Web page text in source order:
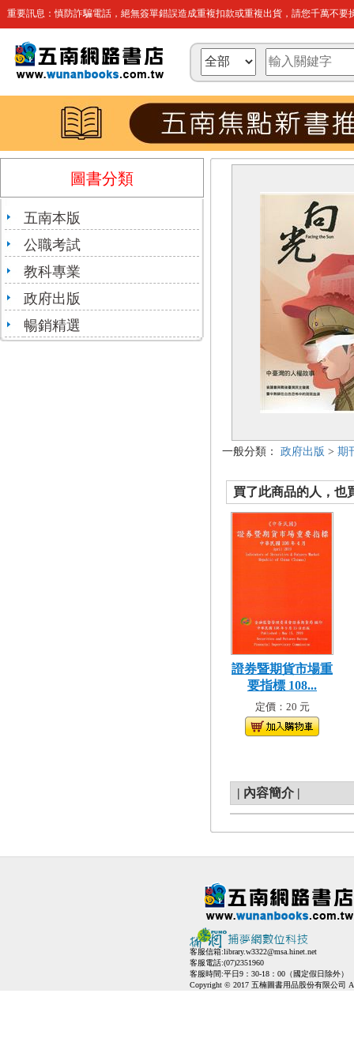
重要訊息：慎防詐騙電話，絕無簽單錯誤造成重複扣款或重複出貨，請您千萬不要
圖書分類
五南本版
公職考試
教科專業
政府出版
暢銷精選
一般分類： 政府出版 > 期
買了此商品的人，也
證券暨期貨市場重
要指標 108...
定價：20 元
| 內容簡介 |
客服信箱:library.w3322@msa.hinet.net
客服電話:(07)2351960
客服時間:平日9：30-18：00（國定假日除外）
Copyright © 2017 五楠圖書用品股份有限公司